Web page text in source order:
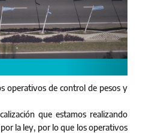
operativos de control de pesos y
que estamos realizando
la ley, por lo que los operativos